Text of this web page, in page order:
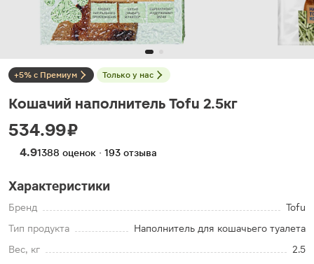
+5% с Премиум Только у нас
Кошачий наполнитель Tofu 2.5кг
534.99 ₽
4.91388 оценок · 193 отзыва
Характеристики
Бренд
Tofu
Тип продукта
Наполнитель для кошачьего туалета
Вес, кг
2.5